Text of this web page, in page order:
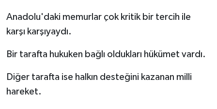
Anadolu'daki memurlar çok kritik bir tercih ile
karşı karşıyaydı.
Bir tarafta hukuken bağlı oldukları hükümet vardı.
Diğer tarafta ise halkın desteğini kazanan milli
hareket.